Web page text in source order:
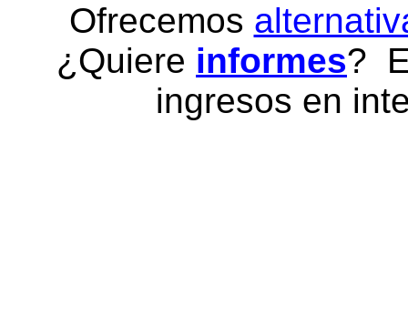
Ofrecemos
¿Quiere informes?
ingresos en